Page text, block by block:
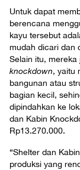
Untuk dapat
berencana
kayu tersebut
mudah dicari dan
Selain itu,
knockdown, yaitu
bangunan atau
bagian kecil,
dipindahkan ke
dan Kabin
Rp13.270.000.
“Shelter dan Kabin
produksi yang